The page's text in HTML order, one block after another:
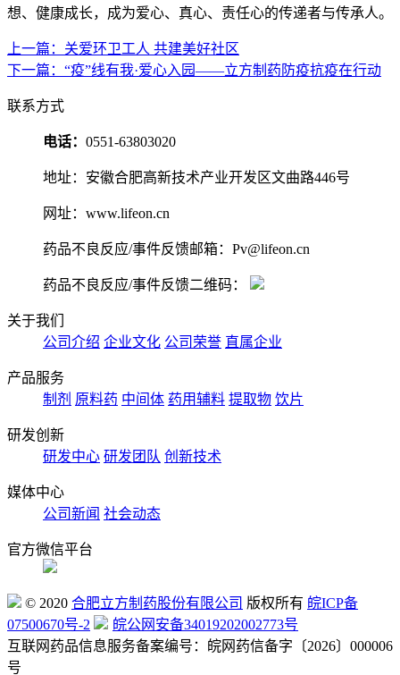
想、健康成长，成为爱心、真心、责任心的传递者与传承人。
上一篇：关爱环卫工人 共建美好社区
下一篇：“疫”线有我·爱心入园——立方制药防疫抗疫在行动
联系方式
电话： 0551-63803020
地址：安徽合肥高新技术产业开发区文曲路446号
网址：www.lifeon.cn
药品不良反应/事件反馈邮箱：Pv@lifeon.cn
药品不良反应/事件反馈二维码：
关于我们
公司介绍 企业文化 公司荣誉 直属企业
产品服务
制剂 原料药 中间体 药用辅料 提取物 饮片
研发创新
研发中心 研发团队 创新技术
媒体中心
公司新闻 社会动态
官方微信平台
© 2020 合肥立方制药股份有限公司 版权所有 皖ICP备
07500670号-2
皖公网安备34019202002773号
互联网药品信息服务备案编号：皖网药信备字〔2026〕000006
号